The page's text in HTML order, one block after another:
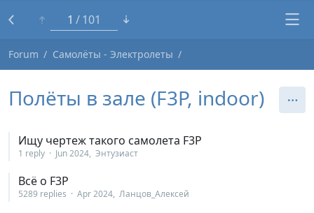
1 101
Forum Самолёты - Электролеты
Полёты в зале (F3P, indoor)
Ищу чертеж такого самолета F3P
1 reply Jun 2024 Энтузиаст
Всё о F3P
5289 replies Apr 2024 Ланцов_Алексей